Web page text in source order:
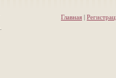
Главная |